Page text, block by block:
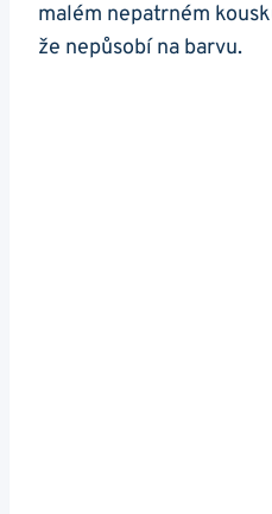
malém nepatrném
že nepůsobí na barvu.